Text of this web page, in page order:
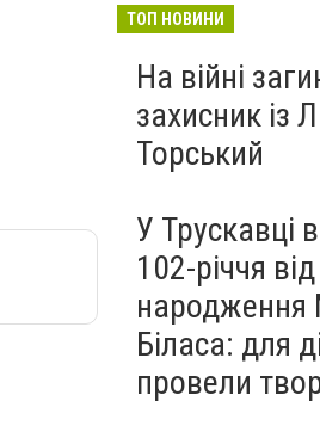
ТОП НОВИНИ
На війні
захисник із
Торський
У Трускавці
102-річчя
народження
Біласа: для
провели